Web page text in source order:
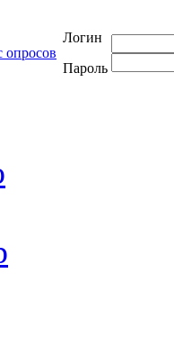
Логин
Пароль